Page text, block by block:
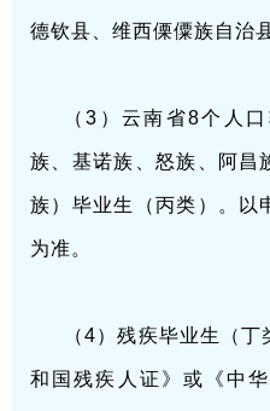
德钦县、 维西傈僳族自治
（3）云南省8个人
族、基诺族、怒族、阿昌
族）毕业生（丙类）。以
为准。
（4）残疾毕业生（
和国残疾人证》或《中